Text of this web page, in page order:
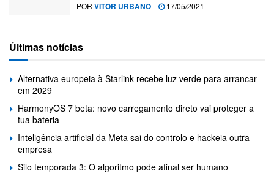
POR VITOR URBANO 17/05/2021
Últimas notícias
Alternativa europeia à Starlink recebe luz verde para arrancar
em 2029
HarmonyOS 7 beta: novo carregamento direto vai proteger a
tua bateria
Inteligência artificial da Meta sai do controlo e hackeia outra
empresa
Silo temporada 3: O algoritmo pode afinal ser humano